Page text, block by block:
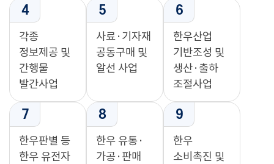
4
각종
정보제공 및
간행물
발간사업
5
사료·기자재
공동구매 및
알선 사업
6
한우산업
기반조성 및
생산·출하
조절사업
7
한우판별 등
한우 유전자
8
한우 유통·
가공·판매
9
한우
소비촉진 및